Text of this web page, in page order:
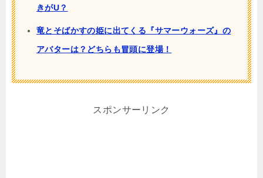
きがU？
竜とそばかすの姫に出てくる『サマーウォーズ』の
アバターは？どちらも冒頭に登場！
スポンサーリンク